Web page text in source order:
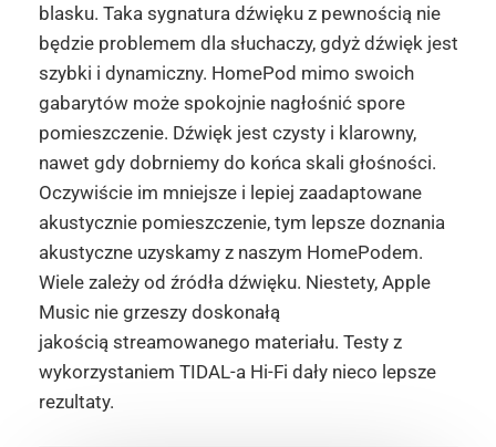
blasku. Taka sygnatura dźwięku z pewnością nie
będzie problemem dla słuchaczy, gdyż dźwięk jest
szybki i dynamiczny. HomePod mimo swoich
gabarytów może spokojnie nagłośnić spore
pomieszczenie. Dźwięk jest czysty i klarowny,
nawet gdy dobrniemy do końca skali głośności.
Oczywiście im mniejsze i lepiej zaadaptowane
akustycznie pomieszczenie, tym lepsze doznania
akustyczne uzyskamy z naszym HomePodem.
Wiele zależy od źródła dźwięku. Niestety, Apple
Music nie grzeszy doskonałą
jakością streamowanego materiału. Testy z
wykorzystaniem TIDAL-a Hi-Fi dały nieco lepsze
rezultaty.